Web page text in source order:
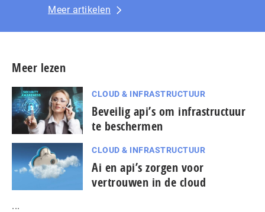
Meer artikelen
Meer lezen
CLOUD & INFRASTRUCTUUR
Beveilig api’s om infrastructuur
te beschermen
CLOUD & INFRASTRUCTUUR
Ai en api’s zorgen voor
vertrouwen in de cloud
...